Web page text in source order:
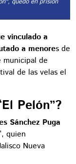
vinculado a
a menores de
municipal de
de las velas el
Pelón”?
Sánchez Puga
quien
Nueva